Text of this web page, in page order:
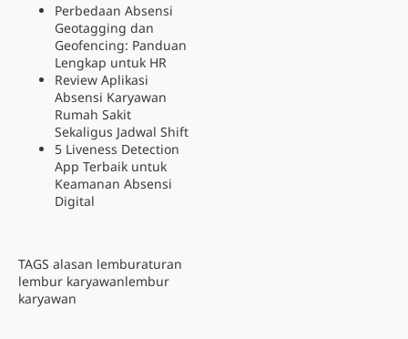
Perbedaan Absensi
Geotagging dan
Geofencing: Panduan
Lengkap untuk HR
Review Aplikasi
Absensi Karyawan
Rumah Sakit
Sekaligus Jadwal Shift
5 Liveness Detection
App Terbaik untuk
Keamanan Absensi
Digital
TAGS alasan lemburaturan
lembur karyawanlembur
karyawan